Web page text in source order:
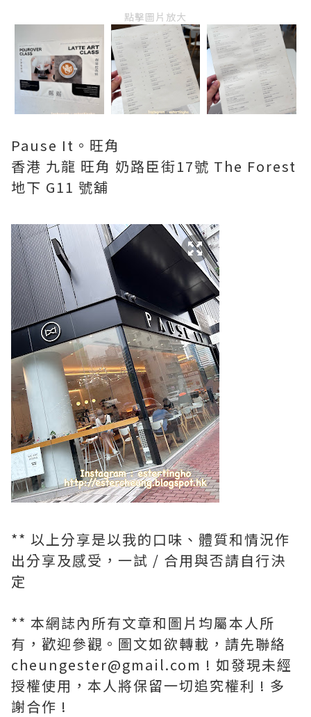
點擊圖片放大
Pause It。旺角
香港 九龍 旺角 奶路臣街17號 The Forest
地下 G11 號舖
** 以上分享是以我的口味、體質和情況作
出分享及感受，一試 / 合用與否請自行決
定
** 本網誌內所有文章和圖片均屬本人所
有，歡迎參觀。圖文如欲轉載，請先聯絡
cheungester@gmail.com ! 如發現未經
授權使用，本人將保留一切追究權利 ! 多
謝合作 !